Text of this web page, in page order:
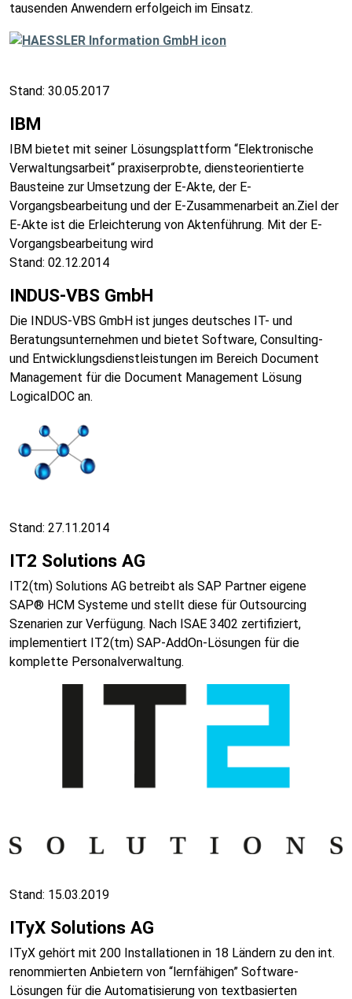
tausenden Anwendern erfolgeich im Einsatz.
Stand: 30.05.2017
IBM
IBM bietet mit seiner Lösungsplattform “Elektronische
Verwaltungsarbeit“ praxiserprobte, diensteorientierte
Bausteine zur Umsetzung der E-Akte, der E-
Vorgangsbearbeitung und der E-Zusammenarbeit an.Ziel der
E-Akte ist die Erleichterung von Aktenführung. Mit der E-
Vorgangsbearbeitung wird
Stand: 02.12.2014
INDUS-VBS GmbH
Die INDUS-VBS GmbH ist junges deutsches IT- und
Beratungsunternehmen und bietet Software, Consulting-
und Entwicklungsdienstleistungen im Bereich Document
Management für die Document Management Lösung
LogicalDOC an.
Stand: 27.11.2014
IT2 Solutions AG
IT2(tm) Solutions AG betreibt als SAP Partner eigene
SAP® HCM Systeme und stellt diese für Outsourcing
Szenarien zur Verfügung. Nach ISAE 3402 zertifiziert,
implementiert IT2(tm) SAP-AddOn-Lösungen für die
komplette Personalverwaltung.
Stand: 15.03.2019
ITyX Solutions AG
ITyX gehört mit 200 Installationen in 18 Ländern zu den int.
renommierten Anbietern von “lernfähigen” Software-
Lösungen für die Automatisierung von textbasierten